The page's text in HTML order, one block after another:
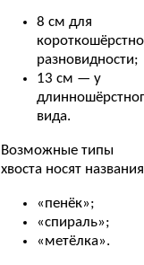
8 см для
разновидности;
13 см — у
вида.
Возможные типы
хвоста носят
«пенёк»;
«спираль»;
«метёлка».